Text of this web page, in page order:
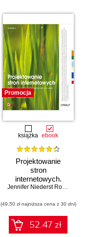
Promocja
książka ebook
Projektowanie
stron
internetowych.
Przewodnik dla
webmasterów po
HTML5, CSS3 i
grafice. Wydanie
IV
Jennifer Niederst Robbins
(49,50 zł najniższa cena z 30 dni)
52.47 zł